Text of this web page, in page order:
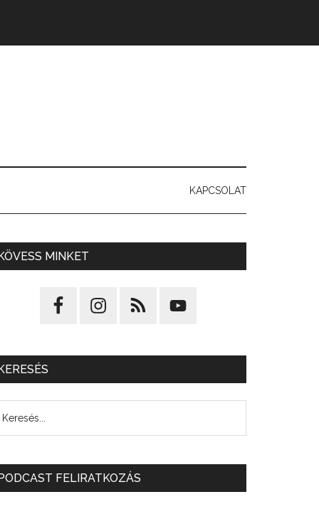
KAPCSOLAT
MINKET
FELIRATKOZÁS